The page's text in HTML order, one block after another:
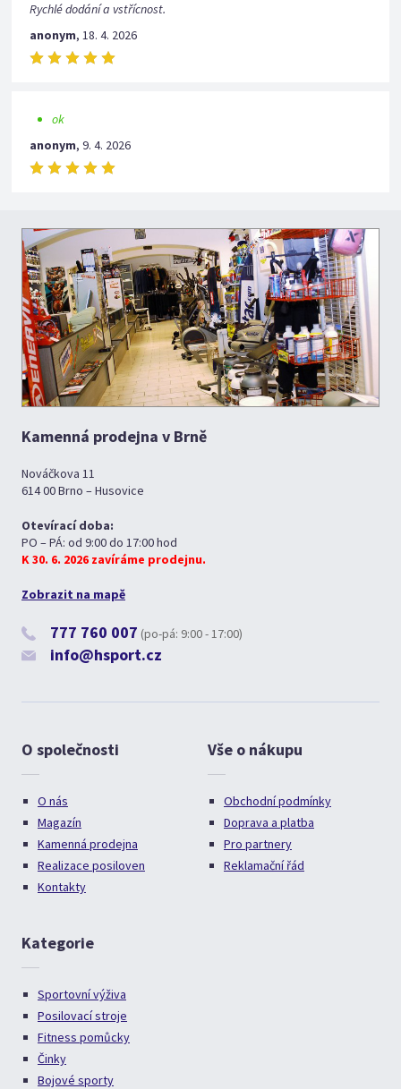
Rychlé dodání a vstřícnost.
anonym,18. 4. 2026
ok
anonym,9. 4. 2026
Kamenná prodejna v Brně
Nováčkova 11
614 00 Brno – Husovice
Otevírací doba:
PO – PÁ: od 9:00 do 17:00 hod
K 30. 6. 2026 zavíráme prodejnu.
Zobrazit na mapě
777 760 007 (po-pá: 9:00 - 17:00)
info@hsport.cz
O společnosti
O nás
Magazín
Kamenná prodejna
Realizace posiloven
Kontakty
Vše o nákupu
Obchodní podmínky
Doprava a platba
Pro partnery
Reklamační řád
Kategorie
Sportovní výživa
Posilovací stroje
Fitness pomůcky
Činky
Bojové sporty